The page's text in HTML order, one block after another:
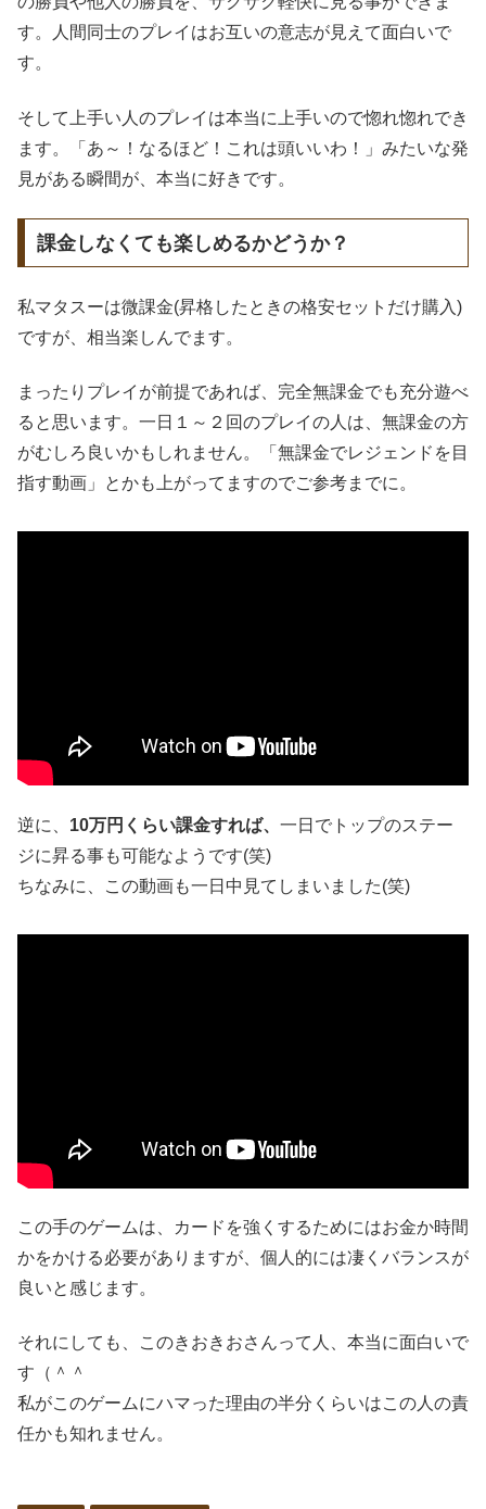
す。人間同士のプレイはお互いの意志が見えて面白いで
す。
そして上手い人のプレイは本当に上手いので惚れ惚れでき
ます。「あ～！なるほど！これは頭いいわ！」みたいな発
見がある瞬間が、本当に好きです。
課金しなくても楽しめるかどうか？
私マタスーは微課金(昇格したときの格安セットだけ購入)
ですが、相当楽しんでます。
まったりプレイが前提であれば、完全無課金でも充分遊べ
ると思います。一日１～２回のプレイの人は、無課金の方
がむしろ良いかもしれません。「無課金でレジェンドを目
指す動画」とかも上がってますのでご参考までに。
逆に、 10万円くらい課金すれば、 一日でトップのステー
ジに昇る事も可能なようです(笑)
ちなみに、この動画も一日中見てしまいました(笑)
この手のゲームは、カードを強くするためにはお金か時間
かをかける必要がありますが、個人的には凄くバランスが
良いと感じます。
それにしても、このきおきおさんって人、本当に面白いで
す（＾＾
私がこのゲームにハマった理由の半分くらいはこの人の責
任かも知れません。